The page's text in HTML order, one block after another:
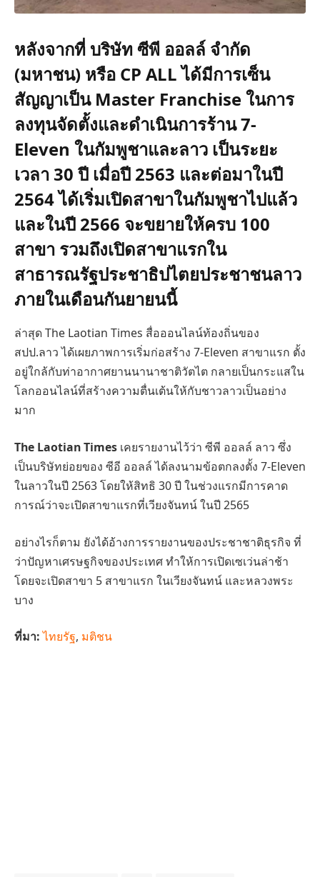
หลังจากที่ บริษัท ซีพี ออลล์ จำกัด
(มหาชน) หรือ CP ALL ได้มีการเซ็น
สัญญาเป็น Master Franchise ในการ
ลงทุนจัดตั้งและดำเนินการร้าน 7-
Eleven ในกัมพูชาและลาว เป็นระยะ
เวลา 30 ปี เมื่อปี 2563 และต่อมาในปี
2564 ได้เริ่มเปิดสาขาในกัมพูชาไปแล้ว
และในปี 2566 จะขยายให้ครบ 100
สาขา รวมถึงเปิดสาขาแรกใน
สาธารณรัฐประชาธิปไตยประชาชนลาว
ภายในเดือนกันยายนนี้
ล่าสุด The Laotian Times สื่อออนไลน์ท้องถิ่นของ
สปป.ลาว ได้เผยภาพการเริ่มก่อสร้าง 7-Eleven สาขาแรก ตั้ง
อยู่ใกล้กับท่าอากาศยานนานาชาติวัตไต กลายเป็นกระแสใน
โลกออนไลน์ที่สร้างความตื่นเต้นให้กับชาวลาวเป็นอย่าง
มาก
The Laotian Times เคยรายงานไว้ว่า ซีพี ออลล์ ลาว ซึ่ง
เป็นบริษัทย่อยของ ซีอี ออลล์ ได้ลงนามข้อตกลงตั้ง 7-Eleven
ในลาวในปี 2563 โดยให้สิทธิ 30 ปี ในช่วงแรกมีการคาด
การณ์ว่าจะเปิดสาขาแรกที่เวียงจันทน์ ในปี 2565
อย่างไรก็ตาม ยังได้อ้างการรายงานของประชาชาติธุรกิจ ที่
ว่าปัญหาเศรษฐกิจของประเทศ ทำให้การเปิดเซเว่นล่าช้า
โดยจะเปิดสาขา 5 สาขาแรก ในเวียงจันทน์ และหลวงพระ
บาง
ที่มา: ไทยรัฐ, มติชน